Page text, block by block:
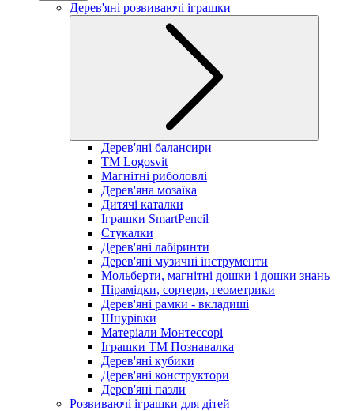
Дерев'яні розвиваючі іграшки
Дерев'яні балансири
TM Logosvit
Магнітні риболовлі
Дерев'яна мозаїка
Дитячі каталки
Іграшки SmartPencil
Стукалки
Дерев'яні лабіринти
Дерев'яні музичні інструменти
Мольберти, магнітні дошки і дошки знань
Пірамідки, сортери, геометрики
Дерев'яні рамки - вкладиші
Шнурівки
Матеріали Монтессорі
Іграшки ТМ Познавалка
Дерев'яні кубики
Дерев'яні конструктори
Дерев'яні пазли
Розвиваючі іграшки для дітей